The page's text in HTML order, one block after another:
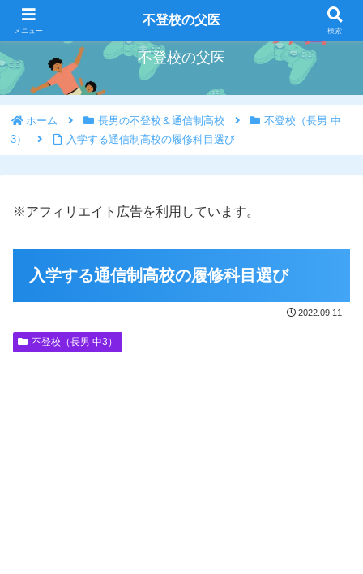
好きな事を好きな時にやろう
不登校の父医
ホーム 長男の不登校＆通信制高校
不登校（長男 中
3）
入学する通信制高校の履修科目選び
※アフィリエイト広告を利用しています。
入学する通信制高校の履修科目選び
2022.09.11
不登校（長男 中3）
メニュー
不登校の父医
検索